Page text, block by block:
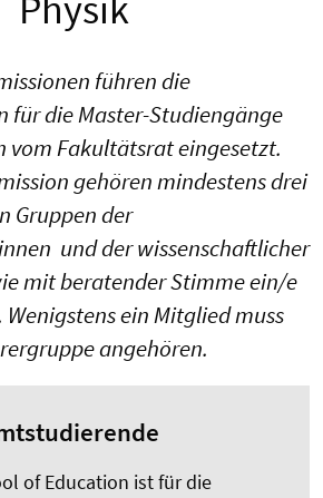
führen die
für die Master-Studiengänge
vom Fakultätsrat eingesetzt.
gehören mindestens drei
Gruppen der
und der wissenschaftlicher
mit beratender Stimme ein/e
ein Mitglied muss
angehören.
of Education ist für die